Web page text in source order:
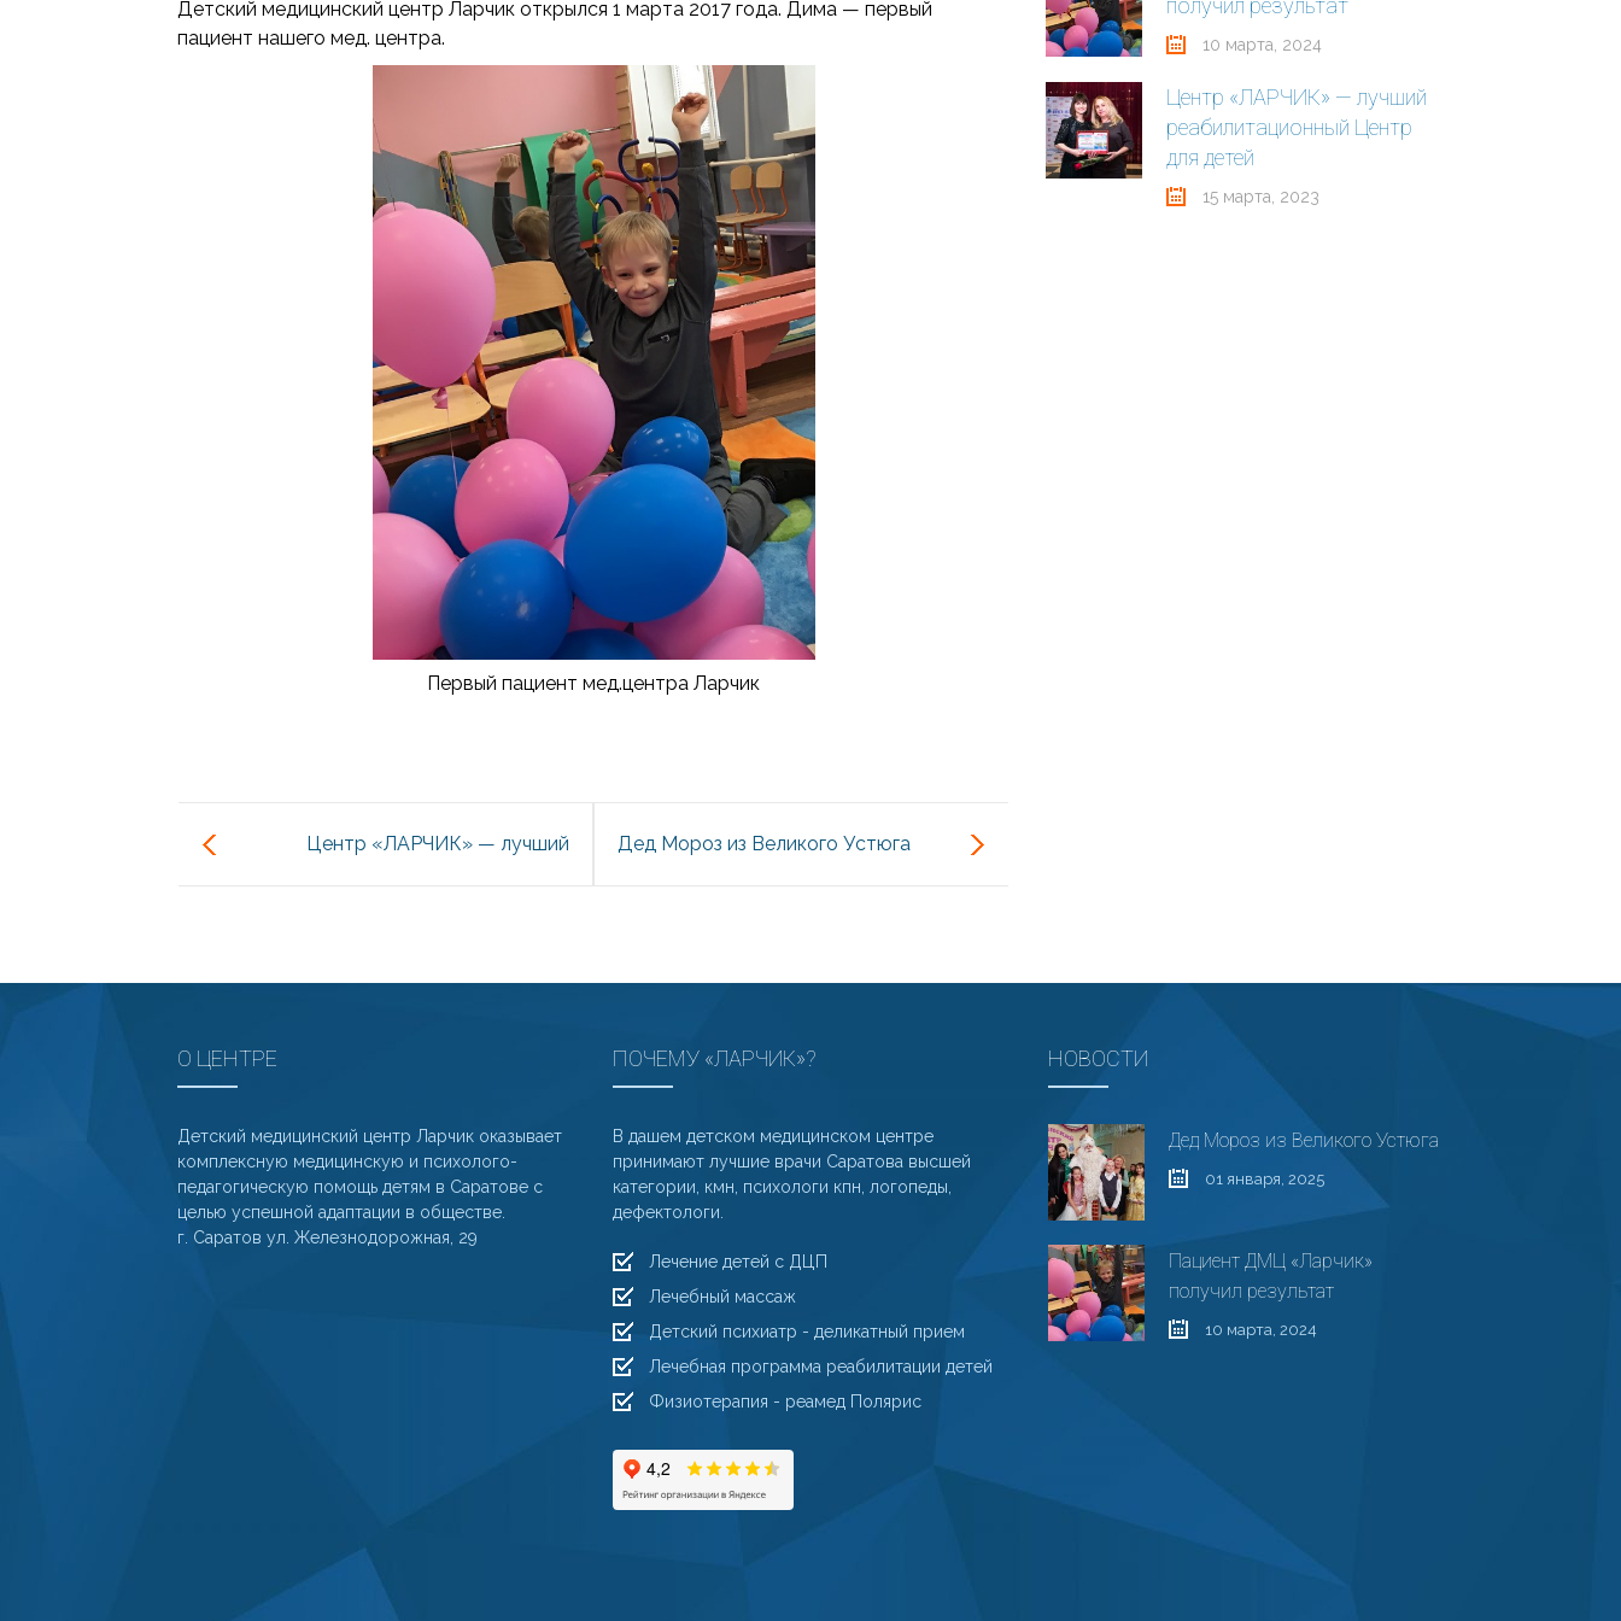
Детский медицинский центр Ларчик открылся 1 марта 2017 года. Дима — первый
пациент нашего мед. центра.
Первый пациент мед.центра Ларчик
Центр «ЛАРЧИК» — лучший Дед Мороз из Великого Устюга
получил результат
10 марта, 2024
Центр «ЛАРЧИК» — лучший
реабилитационный Центр
для детей
15 марта, 2023
О ЦЕНТРЕ
Детский медицинский центр Ларчик оказывает
комплексную медицинскую и психолого-
педагогическую помощь детям в Саратове с
целью успешной адаптации в обществе.
г. Саратов ул. Железнодорожная, 29
ПОЧЕМУ «ЛАРЧИК»?
В дашем детском медицинском центре
принимают лучшие врачи Саратова высшей
категории, кмн, психологи кпн, логопеды,
дефектологи.
Лечение детей с ДЦП
Лечебный массаж
Детский психиатр - деликатный прием
Лечебная программа реабилитации детей
Физиотерапия - реамед Полярис
НОВОСТИ
Дед Мороз из Великого Устюга
01 января, 2025
Пациент ДМЦ «Ларчик»
получил результат
10 марта, 2024